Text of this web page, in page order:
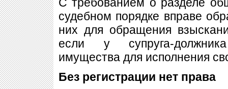
судебном порядке вправе
них для обращения
если у супруга-
имущества для исполнения
Без регистрации нет права